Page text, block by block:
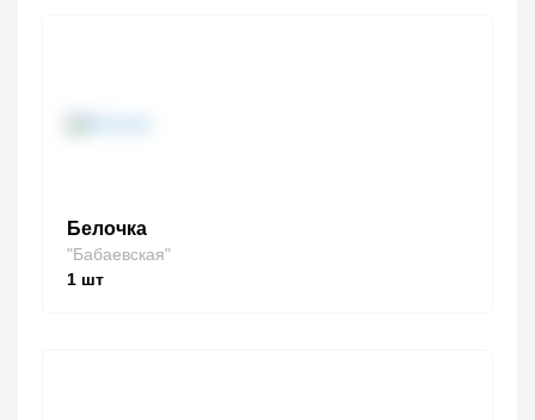
Белочка
"Бабаевская"
1 шт